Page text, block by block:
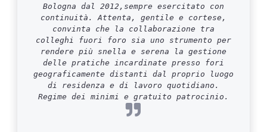
Bologna dal 2012,sempre esercitato con
continuità. Attenta, gentile e cortese,
convinta che la collaborazione tra
colleghi fuori foro sia uno strumento per
rendere più snella e serena la gestione
delle pratiche incardinate presso fori
geograficamente distanti dal proprio luogo
di residenza e di lavoro quotidiano.
Regime dei minimi e gratuito patrocinio.